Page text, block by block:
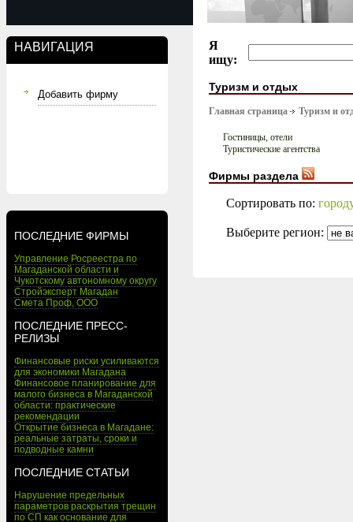
НАВИГАЦИЯ
Добавить фирму
ПОСЛЕДНИЕ ФИРМЫ
Управление Росреестра по
Магаданской области и
Чукотскому автономному округу
Стройэксперт Магадан
Смета Проф, ООО
ПОСЛЕДНИЕ ПРЕСС-
РЕЛИЗЫ
Финансовые риски усиливаются
для экономики Магадана
Финансовое планирование для
малого бизнеса в Магаданской
области: практические
рекомендации
Открытие бизнеса в Магадане:
реальные затраты, сроки и
подводные камни
ПОСЛЕДНИЕ СТАТЬИ
Нарушение предельных
параметров раскрытия трещин
по СП как основание для
Я
ищу:
Туризм и отдых
Главная страница Туризм и
Гостиницы, отели
Туристические агентства
Фирмы раздела
Сортировать по:
Выберите регион: